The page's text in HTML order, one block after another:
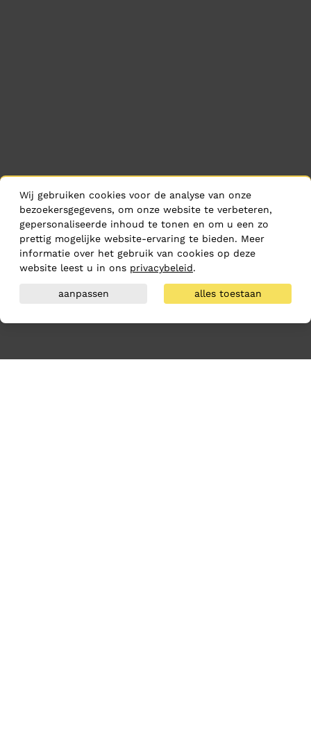
Wij gebruiken cookies voor de analyse van onze
bezoekersgegevens, om onze website te verbeteren,
gepersonaliseerde inhoud te tonen en om u een zo
prettig mogelijke website-ervaring te bieden. Meer
informatie over het gebruik van cookies op deze
website leest u in ons privacybeleid.
aanpassen alles toestaan